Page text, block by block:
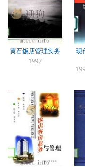
黄石饭店管理实务
1997
现